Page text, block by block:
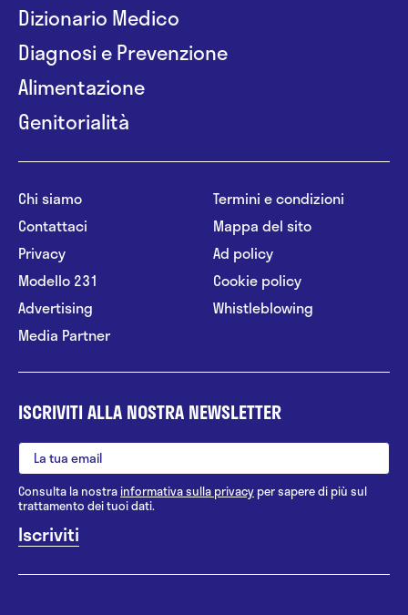
Dizionario Medico
Diagnosi e Prevenzione
Alimentazione
Genitorialità
Chi siamo
Contattaci
Privacy
Modello 231
Advertising
Media Partner
Termini e condizioni
Mappa del sito
Ad policy
Cookie policy
Whistleblowing
ISCRIVITI ALLA NOSTRA NEWSLETTER
Consulta la nostrainformativa sulla privacy per sapere di più sul
trattamento dei tuoi dati.